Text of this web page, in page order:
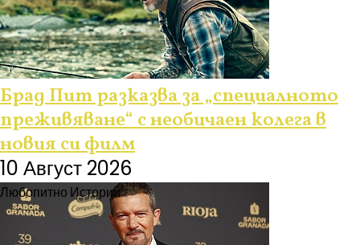
Брад Пит разказва за „специалното
преживяване“ с необичаен колега в
новия си филм
10 Август 2026
Любопитно Истории